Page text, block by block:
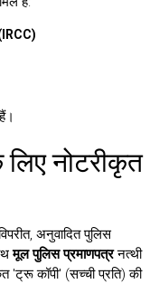
लिए नोटरीकृत
अनुवादित पुलिस
मूल पुलिस प्रमाणपत्रनत्थी
'ट्रू कॉपी' (सच्ची प्रति) की